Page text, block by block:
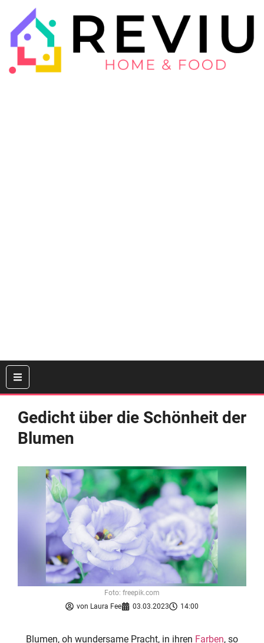
Gedicht über die Schönheit der
Blumen
von Laura Fee 03.03.2023 14:00
Foto: freepik.com
Blumen, oh wundersame Pracht, in ihren Farben, so